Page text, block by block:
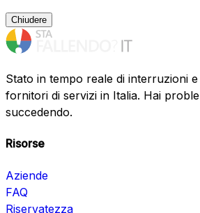
Chiudere
Stato in tempo reale di interruzioni
fornitori di servizi in Italia. Hai
succedendo.
Risorse
Aziende
FAQ
Riservatezza